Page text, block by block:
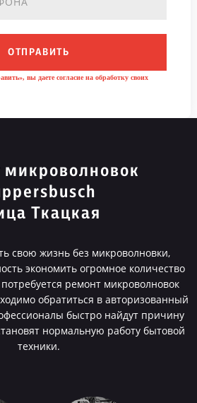
ОТПРАВИТЬ
вы даете согласие на обработку своих
микроволновок
Ткацкая
свою жизнь без микроволновки,
экономить огромное количество
ремонт микроволновок
обратиться в авторизованный
быстро найдут причину
нормальную работу бытовой
техники.